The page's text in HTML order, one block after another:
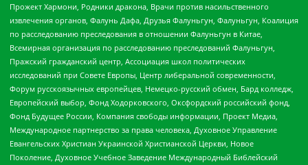
Прожект Хармони, Родники дракона, Врачи против насильственного
извлечения органов, Фалунь Дафа, Друзья Фалуньгун, Фалуньгун, Коалиция
по расследованию преследования в отношении Фалуньгун в Китае,
Всемирная организация по расследованию преследований Фалуньгун,
Пражский гражданский центр, Ассоциация школ политических
исследований при Совете Европы, Центр либеральной современности,
Форум русскоязычных европейцев, Немецко-русский обмен, Бард колледж,
Европейский выбор, Фонд Ходорковского, Оксфордский российский фонд,
Фонд Будущее России, Компания свободы информации, Проект Медиа,
Международное партнерство за права человека, Духовное Управление
Евангельских Христиан Украинской Христианской Церкви, Новое
Поколение, Духовное Учебное Заведение Международный Библейский